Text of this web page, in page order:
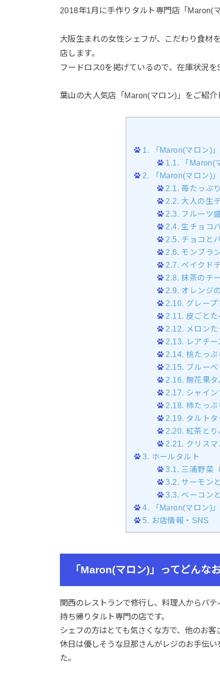
2018年1月に手作りタルト専門店「Maron(
大阪生まれの女性シェフが、こだわり食材
店します。
フードロス0を掲げているので、在庫状況を
葉山の大人気店「Maron(マロン)」をご紹介
1. 「Maron(マロン)
1.1. 「Maron(
2. 「Maron(マロン)
2.1. 苺たっぷ
2.2. 大人の生
2.3. フルーツ
2.4. 生チョコ
2.5. チョコと
2.6. モンブラ
2.7. ベイクド
2.8. 抹茶のチ
2.9. オレンジ
2.10. グレープ
2.11. 皮ごと
2.12. メロン
2.13. レアチ
2.14. 桃たっぷ
2.15. ブルー
2.16. 無花果タ
2.17. シャイ
2.18. 柿たっぷ
2.19. タルトタ
2.20. 紅茶と
2.21. クリス
3. ホールタルト
3.1. 三浦野菜
3.2. サーモン
3.3. ベーコン
4. 「Maron(マロン)
5. お店情報・SNS
「Maron(マロン)」ってどんな
関西のレストランで修行し、料理人からパ
持ち帰りタルト専門の店です。
シェフの方はとても気さくな方で、他のお客
休日は優しそうな旦那さんがレジのお手伝
た。